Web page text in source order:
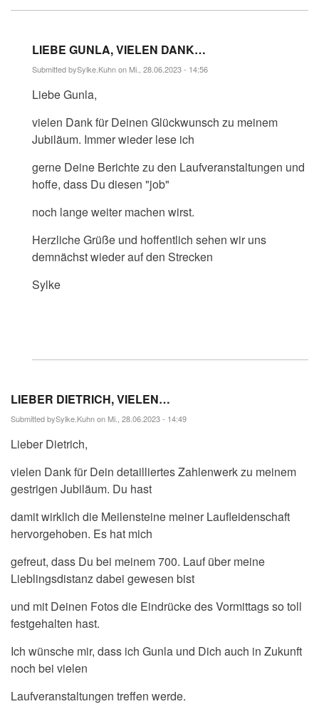
LIEBE GUNLA, VIELEN DANK…
Submitted bySylke.Kuhnon Mi., 28.06.2023 - 14:56
auf
Sylke,
herzlichen…
von
Liebe Gunla,
vielen Dank für Deinen Glückwunsch zu meinem
Jubiläum. Immer wieder lese ich
gerne Deine Berichte zu den Laufveranstaltungen und
hoffe, dass Du diesen "job"
noch lange weiter machen wirst.
Herzliche Grüße und hoffentlich sehen wir uns
demnächst wieder auf den Strecken
Sylke
LIEBER DIETRICH, VIELEN…
Submitted bySylke.Kuhnon Mi., 28.06.2023 - 14:49
Lieber Dietrich,
vielen Dank für Dein detailliertes Zahlenwerk zu meinem
gestrigen Jubiläum. Du hast
damit wirklich die Meilensteine meiner Laufleidenschaft
hervorgehoben. Es hat mich
gefreut, dass Du bei meinem 700. Lauf über meine
Lieblingsdistanz dabei gewesen bist
und mit Deinen Fotos die Eindrücke des Vormittags so toll
festgehalten hast.
Ich wünsche mir, dass ich Gunla und Dich auch in Zukunft
noch bei vielen
Laufveranstaltungen treffen werde.